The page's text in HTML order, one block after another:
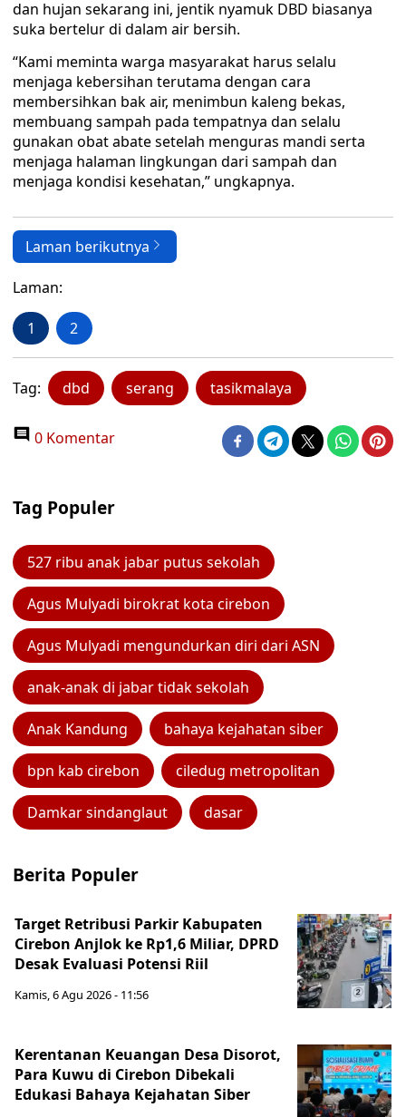
dan hujan sekarang ini, jentik nyamuk DBD biasanya
suka bertelur di dalam air bersih.
“Kami meminta warga masyarakat harus selalu
menjaga kebersihan terutama dengan cara
membersihkan bak air, menimbun kaleng bekas,
membuang sampah pada tempatnya dan selalu
gunakan obat abate setelah menguras mandi serta
menjaga halaman lingkungan dari sampah dan
menjaga kondisi kesehatan,” ungkapnya.
Laman berikutnya
Laman:
1 2
Tag: dbd serang tasikmalaya
0 Komentar
Tag Populer
527 ribu anak jabar putus sekolah
Agus Mulyadi birokrat kota cirebon
Agus Mulyadi mengundurkan diri dari ASN
anak-anak di jabar tidak sekolah
Anak Kandung bahaya kejahatan siber
bpn kab cirebon ciledug metropolitan
Damkar sindanglaut dasar
Berita Populer
Target Retribusi Parkir Kabupaten
Cirebon Anjlok ke Rp1,6 Miliar, DPRD
Desak Evaluasi Potensi Riil
Kamis, 6 Agu 2026 - 11:56
Kerentanan Keuangan Desa Disorot,
Para Kuwu di Cirebon Dibekali
Edukasi Bahaya Kejahatan Siber